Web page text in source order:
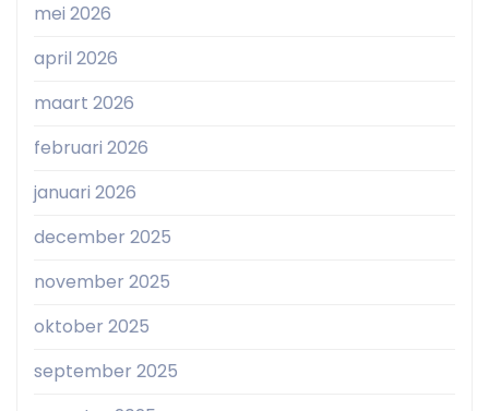
mei 2026
april 2026
maart 2026
februari 2026
januari 2026
december 2025
november 2025
oktober 2025
september 2025